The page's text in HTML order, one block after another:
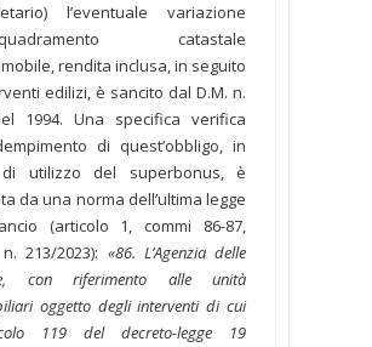
l’eventuale variazione
catastale
rendita inclusa, in seguito
edilizi, è sancito dal D.M. n.
1994. Una specifica verifica
di quest’obbligo, in
utilizzo del superbonus, è
da una norma dell’ultima legge
(articolo 1, commi 86-87,
213/2023): «86. L’Agenzia delle
con riferimento alle unità
oggetto degli interventi di cui
119 del decreto-legge 19